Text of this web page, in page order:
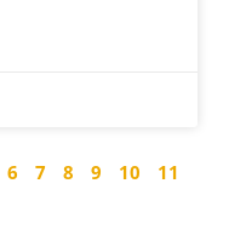
6 7 8 9 10 11